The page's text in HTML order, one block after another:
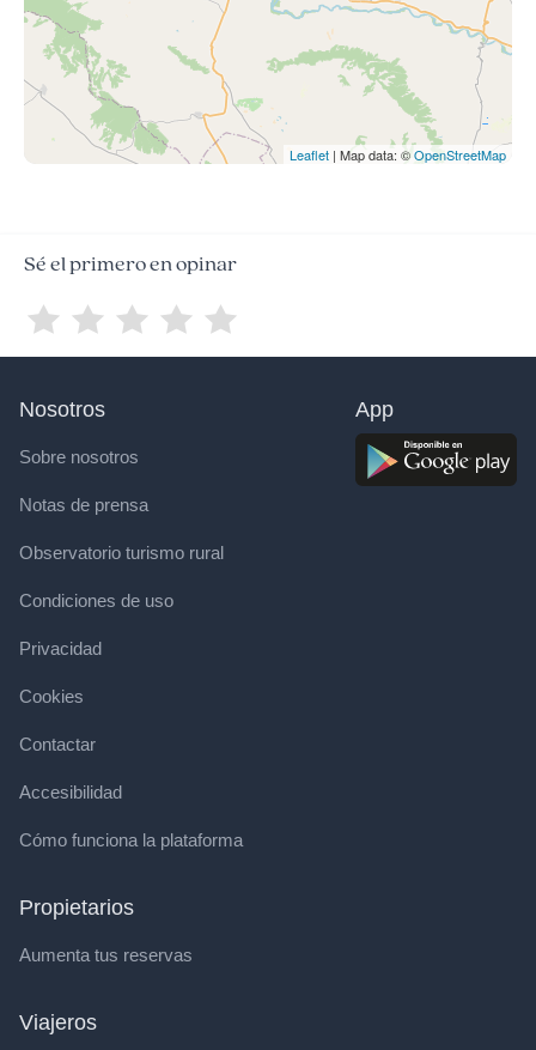
Leaflet | Map data: ©OpenStreetMap
Sé el primero en opinar
Nosotros
Sobre nosotros
Notas de prensa
Observatorio turismo rural
Condiciones de uso
Privacidad
Cookies
Contactar
Accesibilidad
Cómo funciona la plataforma
Propietarios
Aumenta tus reservas
Viajeros
App